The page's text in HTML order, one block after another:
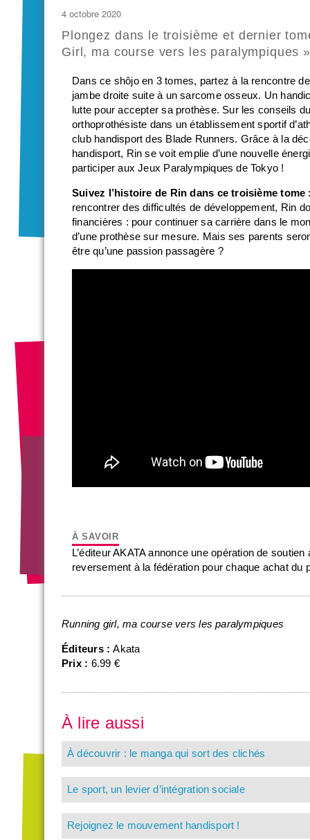
4 octobre 2020
Plongez dans le troisième et dernier
Girl, ma course vers les paralympiques
Dans ce shôjo en 3 tomes, partez à la rencontre
jambe droite suite à un sarcome osseux. Un
lutte pour accepter sa prothèse. Sur les conseils
orthoprothésiste dans un établissement sportif
club handisport des Blade Runners. Grâce à la
handisport, Rin se voit emplie d’une nouvelle
participer aux Jeux Paralympiques de Tokyo !
Suivez l’histoire de Rin dans ce troisième tome
rencontrer des difficultés de développement, Rin
financières : pour continuer sa carrière dans le
d’une prothèse sur mesure. Mais ses parents
être qu’une passion passagère ?
L’éditeur AKATA annonce une opération de
reversement à la fédération pour chaque achat du
Running girl, ma course vers les paralympiques
Éditeurs : Akata
Prix : 6.99 €
À lire aussi
À découvrir : le manga qui sort des clichés
Le sport, un levier d’intégration sociale
Rejoignez le mouvement handisport !